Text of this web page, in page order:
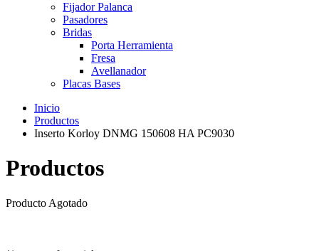
Fijador Palanca
Pasadores
Bridas
Porta Herramienta
Fresa
Avellanador
Placas Bases
Inicio
Productos
Inserto Korloy DNMG 150608 HA PC9030
Productos
Producto Agotado